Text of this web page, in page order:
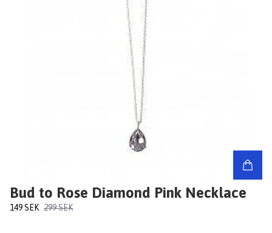
Bud to Rose Diamond Pink Necklace
149 SEK 299 SEK